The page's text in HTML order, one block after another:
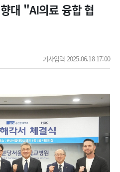
전임의 초빙
반기 인턴 모집
대 "AI의료 융합 협
기사입력 2025.06.18 17:00